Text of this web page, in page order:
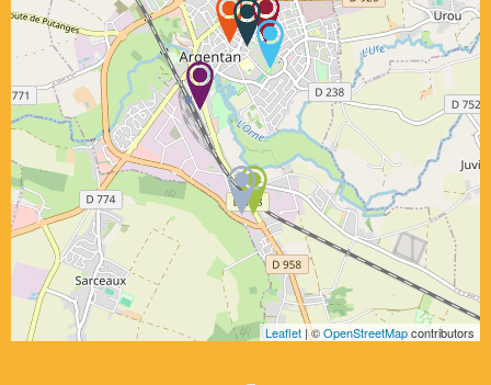
Leaflet | ©OpenStreetMapcontributors